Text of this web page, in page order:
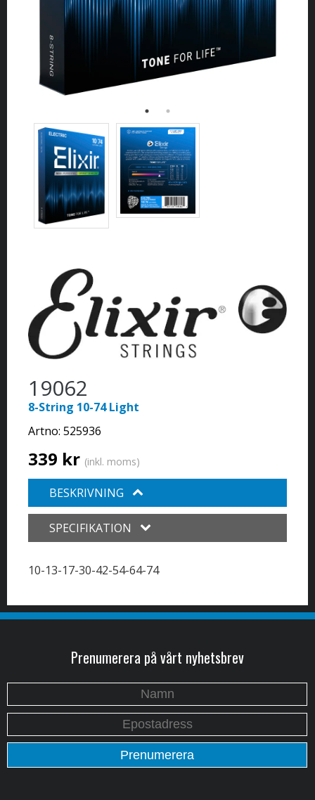
19062
8-String 10-74 Light
Artno: 525936
339 kr (inkl. moms)
BESKRIVNING
SPECIFIKATION
10-13-17-30-42-54-64-74
Prenumerera på vårt nyhetsbrev